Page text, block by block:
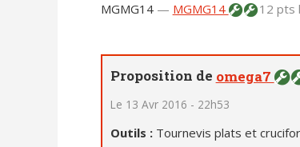
MGMG14 — MGMG14 12 pts
Proposition de omega7
Le 13 Avr 2016 - 22h53
Outils : Tournevis plats et